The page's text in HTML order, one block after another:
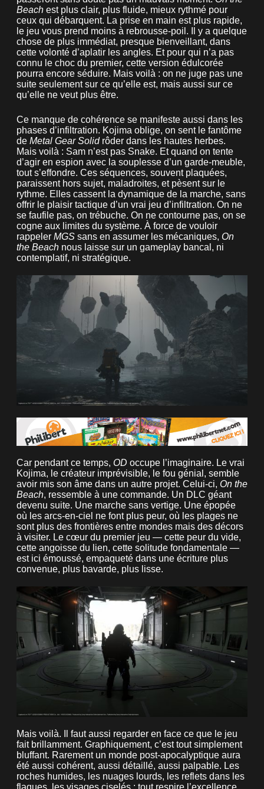
Beachest plus clair, plus fluide, mieux rythmé pour
ceux qui débarquent. La prise en main est plus rapide,
le jeu vous prend moins à rebrousse-poil. Il y a quelque
chose de plus immédiat, presque bienveillant, dans
cette volonté d’aplatir les angles. Et pour qui n’a pas
connu le choc du premier, cette version édulcorée
pourra encore séduire. Mais voilà : on ne juge pas une
suite seulement sur ce qu’elle est, mais aussi sur ce
qu’elle ne veut plus être.
Ce manque de cohérence se manifeste aussi dans les
phases d’infiltration. Kojima oblige, on sent le fantôme
de Metal Gear Solidrôder dans les hautes herbes.
Mais voilà : Sam n’est pas Snake. Et quand on tente
d’agir en espion avec la souplesse d’un garde-meuble,
tout s’effondre. Ces séquences, souvent plaquées,
paraissent hors sujet, maladroites, et pèsent sur le
rythme. Elles cassent la dynamique de la marche, sans
offrir le plaisir tactique d’un vrai jeu d’infiltration. On ne
se faufile pas, on trébuche. On ne contourne pas, on se
cogne aux limites du système. À force de vouloir
rappeler MGSsans en assumer les mécaniques, On
the Beachnous laisse sur un gameplay bancal, ni
contemplatif, ni stratégique.
Car pendant ce temps, OD occupe l’imaginaire. Le vrai
Kojima, le créateur imprévisible, le fou génial, semble
avoir mis son âme dans un autre projet. Celui-ci, On the
Beach, ressemble à une commande. Un DLC géant
devenu suite. Une marche sans vertige. Une épopée
où les arcs-en-ciel ne font plus peur, où les plages ne
sont plus des frontières entre mondes mais des décors
à visiter. Le cœur du premier jeu — cette peur du vide,
cette angoisse du lien, cette solitude fondamentale —
est ici émoussé, empaqueté dans une écriture plus
convenue, plus bavarde, plus lisse.
Mais voilà. Il faut aussi regarder en face ce que le jeu
fait brillamment. Graphiquement, c’est tout simplement
bluffant. Rarement un monde post-apocalyptique aura
été aussi cohérent, aussi détaillé, aussi palpable. Les
roches humides, les nuages lourds, les reflets dans les
flaques, les visages ciselés : tout respire l’excellence